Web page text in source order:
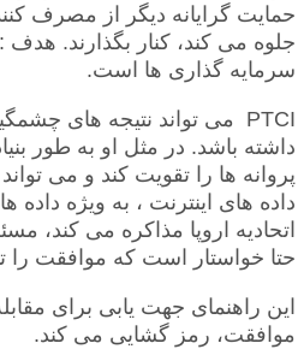
حمایت گرایانه دیگر از مصرف
جلوه می کند، کنار بگذارند.
سرمایه گذاری ها است.
PTCI می تواند نتیجه های
داشته باشد. در مثل او به طور
پروانه ها را تقویت کند و می
داده های اینترنت ، به ویژه
اتحادیه اروپا مذاکره می کند،
حتا خواستار است که موافقت را
این راهنمای جهت یابی برای
موافقت، رمز گشایی می کند.